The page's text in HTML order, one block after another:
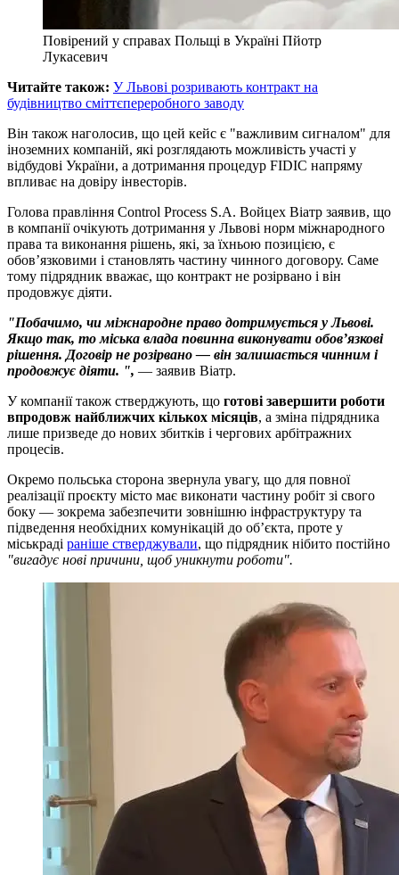
Повірений у справах Польщі в Україні Пйотр
Лукасевич
Читайте також: У Львові розривають контракт на
будівництво сміттєпереробного заводу
Він також наголосив, що цей кейс є "важливим сигналом" для
іноземних компаній, які розглядають можливість участі у
відбудові України, а дотримання процедур FIDIC напряму
впливає на довіру інвесторів.
Голова правління Control Process S.A. Войцех Віатр заявив, що
в компанії очікують дотримання у Львові норм міжнародного
права та виконання рішень, які, за їхньою позицією, є
обов’язковими і становлять частину чинного договору. Саме
тому підрядник вважає, що контракт не розірвано і він
продовжує діяти.
"Побачимо, чи міжнародне право дотримується у Львові.
Якщо так, то міська влада повинна виконувати обов’язкові
рішення. Договір не розірвано — він залишається чинним і
продовжує діяти. ", — заявив Віатр.
У компанії також стверджують, що готові завершити роботи
впродовж найближчих кількох місяців, а зміна підрядника
лише призведе до нових збитків і чергових арбітражних
процесів.
Окремо польська сторона звернула увагу, що для повної
реалізації проєкту місто має виконати частину робіт зі свого
боку — зокрема забезпечити зовнішню інфраструктуру та
підведення необхідних комунікацій до об’єкта, проте у
міськраді раніше стверджували, що підрядник нібито постійно
"вигадує нові причини, щоб уникнути роботи".